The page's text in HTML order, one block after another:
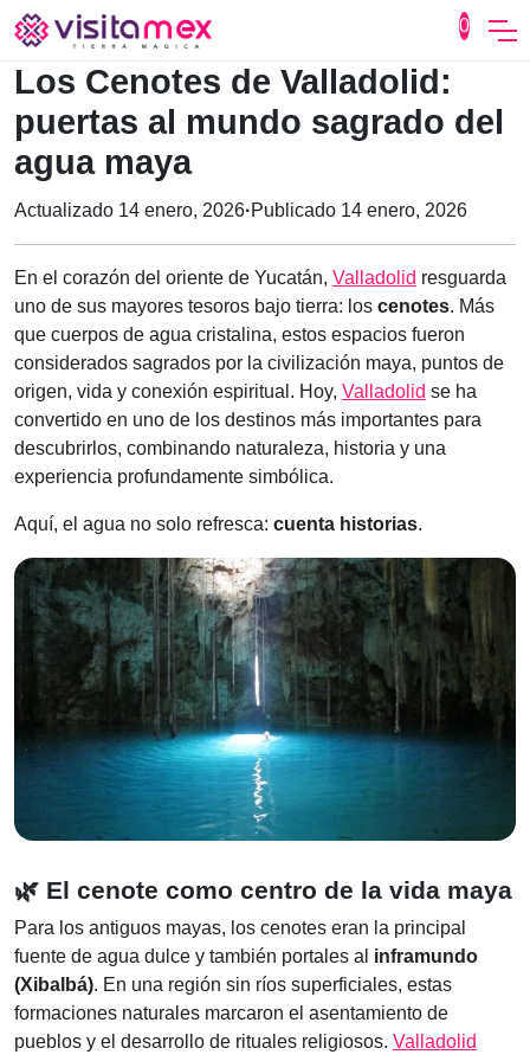
0
local_mall
Los Cenotes de Valladolid:
puertas al mundo sagrado del
agua maya
Actualizado 14 enero, 2026·Publicado 14 enero, 2026
En el corazón del oriente de Yucatán, Valladolid resguarda
uno de sus mayores tesoros bajo tierra: los cenotes. Más
que cuerpos de agua cristalina, estos espacios fueron
considerados sagrados por la civilización maya, puntos de
origen, vida y conexión espiritual. Hoy, Valladolid se ha
convertido en uno de los destinos más importantes para
descubrirlos, combinando naturaleza, historia y una
experiencia profundamente simbólica.
Aquí, el agua no solo refresca: cuenta historias.
🌿 El cenote como centro de la vida maya
Para los antiguos mayas, los cenotes eran la principal
fuente de agua dulce y también portales al inframundo
(Xibalbá). En una región sin ríos superficiales, estas
formaciones naturales marcaron el asentamiento de
pueblos y el desarrollo de rituales religiosos. Valladolid